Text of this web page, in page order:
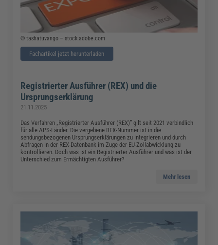
© tashatuvango – stock.adobe.com
Fachartikel jetzt herunterladen
Registrierter Ausführer (REX) und die
Ursprungserklärung
21.11.2025
Das Verfahren „Registrierter Ausführer (REX)” gilt seit 2021 verbindlich
für alle APS-Länder. Die vergebene REX-Nummer ist in die
sendungsbezogenen Ursprungserklärungen zu integrieren und durch
Abfragen in der REX-Datenbank im Zuge der EU-Zollabwicklung zu
kontrollieren. Doch was ist ein Registrierter Ausführer und was ist der
Unterschied zum Ermächtigten Ausführer?
Mehr lesen